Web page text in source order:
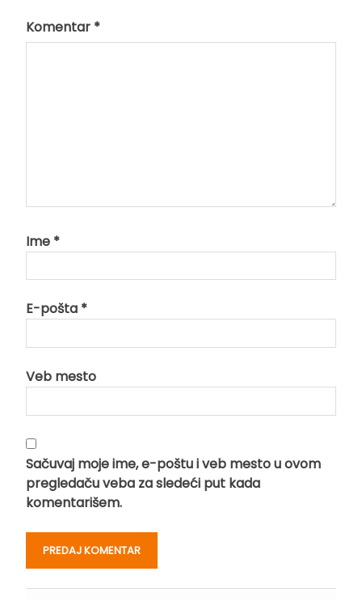
Komentar *
Ime *
E-pošta *
Veb mesto
Sačuvaj moje ime, e-poštu i veb mesto u ovom
pregledaču veba za sledeći put kada
komentarišem.